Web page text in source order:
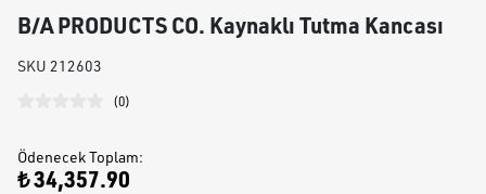
B/A PRODUCTS CO. Kaynaklı Tutma Kancası
SKU 212603
(0)
Ödenecek Toplam:
₺ 34,357.90